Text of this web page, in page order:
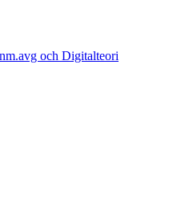
och Digitalteori